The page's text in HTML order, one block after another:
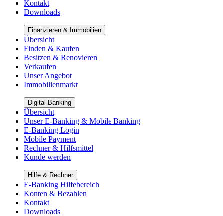
Kontakt
Downloads
Finanzieren & Immobilien
Übersicht
Finden & Kaufen
Besitzen & Renovieren
Verkaufen
Unser Angebot
Immobilienmarkt
Digital Banking
Übersicht
Unser E-Banking & Mobile Banking
E-Banking Login
Mobile Payment
Rechner & Hilfsmittel
Kunde werden
Hilfe & Rechner
E-Banking Hilfebereich
Konten & Bezahlen
Kontakt
Downloads